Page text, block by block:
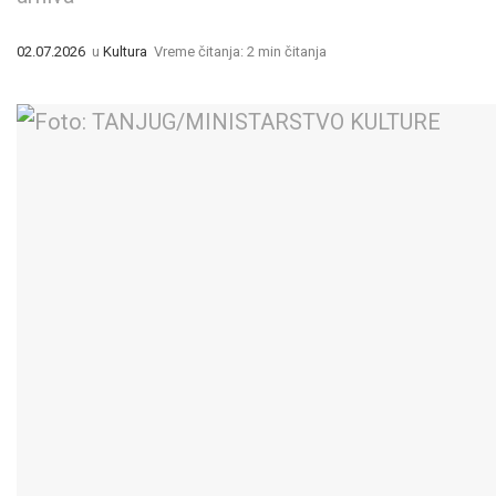
02.07.2026 u Kultura Vreme čitanja: 2 min čitanja